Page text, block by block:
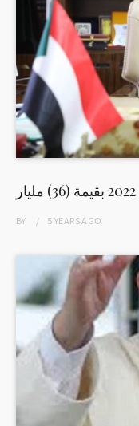
BY 5 YEARSAGO